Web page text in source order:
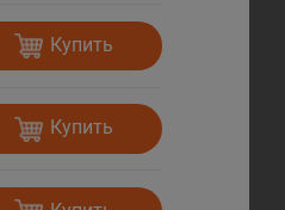
Купить
Купить